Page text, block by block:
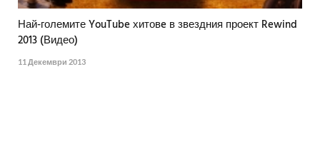
Най-големите YouTube хитовe в звездния проект Rewind
2013 (Видео)
11 Декември 2013